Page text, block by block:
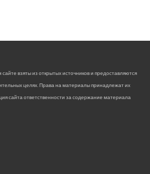
взяты из открытых источников и предоставляются
целях. Права на материалы принадлежат их
сайта ответственности за содержание материала